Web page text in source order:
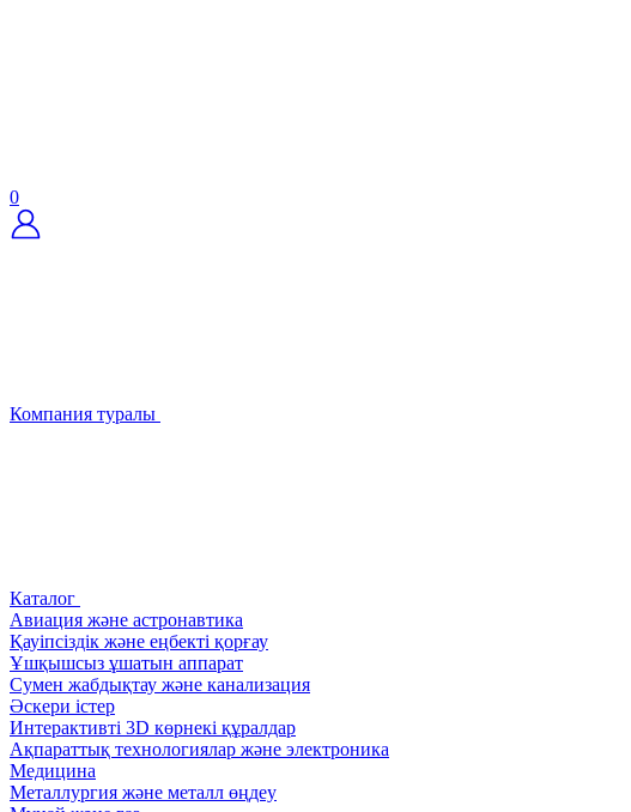
0
Компания туралы
Каталог
Авиация және астронавтика
Қауіпсіздік және еңбекті қорғау
Ұшқышсыз ұшатын аппарат
Сумен жабдықтау және канализация
Әскери істер
Интерактивті 3D көрнекі құралдар
Ақпараттық технологиялар және электроника
Медицина
Металлургия және металл өңдеу